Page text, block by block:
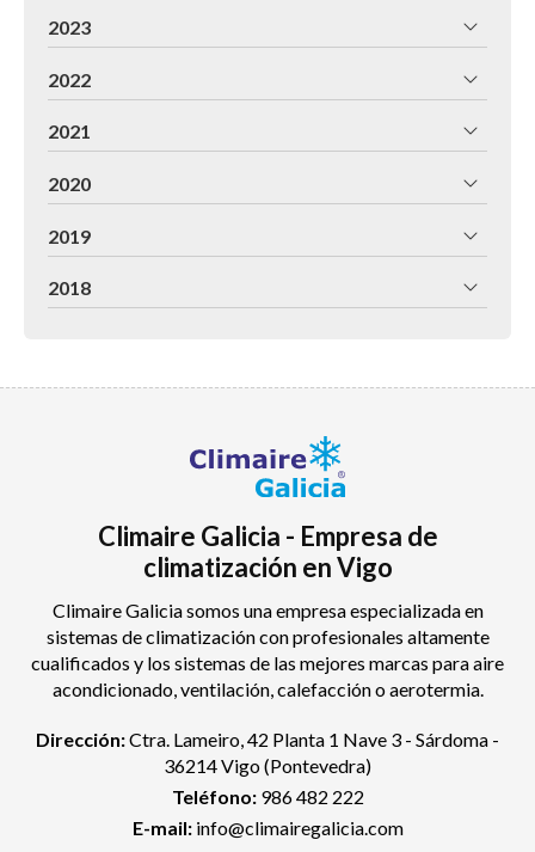
2023
2022
2021
2020
2019
2018
Climaire Galicia - Empresa de
climatización en Vigo
Climaire Galicia somos una empresa especializada en
sistemas de climatización con profesionales altamente
cualificados y los sistemas de las mejores marcas para aire
acondicionado, ventilación, calefacción o aerotermia.
Dirección:Ctra. Lameiro, 42 Planta 1 Nave 3 - Sárdoma -
36214 Vigo(Pontevedra)
Teléfono: 986 482 222
E-mail:info@climairegalicia.com